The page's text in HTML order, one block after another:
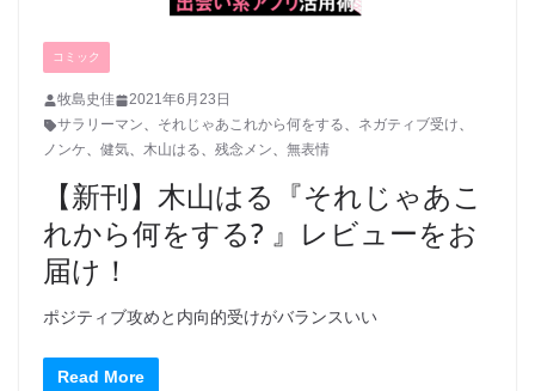
コミック
牧島史佳
2021年6月23日
サラリーマン、 それじゃあこれから何をする、 ネガティブ受け、
ノンケ、 健気、 木山はる、 残念メン、 無表情
【新刊】木山はる『それじゃあこ
れから何をする? 』レビューをお
届け！
ポジティブ攻めと内向的受けがバランスいい
Read More